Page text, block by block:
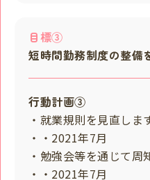
目標③
短時間勤務制度の整備
行動計画③
・就業規則を見直しま
・・2021年7月
・勉強会等を通じて周
・・2021年7月